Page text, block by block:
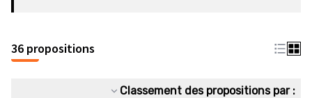
36 propositions
Classement des propositions par :